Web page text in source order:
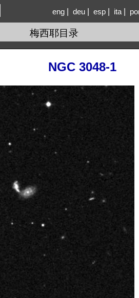
eng| deu| esp| ita|
梅西耶目录
NGC 3048-1